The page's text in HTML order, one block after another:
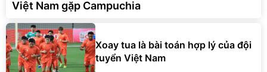
Việt Nam gặp Campuchia
Xoay tua là bài toán hợp lý của đội
tuyển Việt Nam